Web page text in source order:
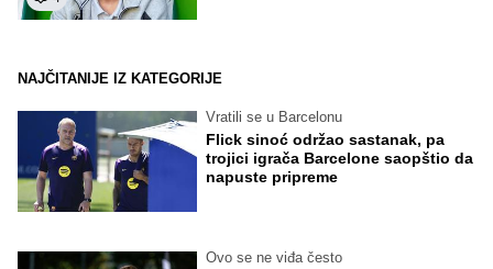
NAJČITANIJE IZ KATEGORIJE
Vratili se u Barcelonu
Flick sinoć održao sastanak, pa
trojici igrača Barcelone saopštio da
napuste pripreme
Ovo se ne viđa često